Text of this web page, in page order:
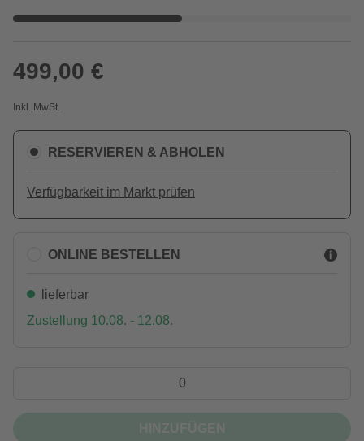
499,00 €
Inkl. MwSt.
RESERVIEREN & ABHOLEN
Verfügbarkeit im Markt prüfen
ONLINE BESTELLEN
lieferbar
Zustellung 10.08. - 12.08.